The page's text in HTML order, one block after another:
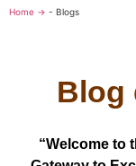
Home → - Blogs
Blog
“Welcome to